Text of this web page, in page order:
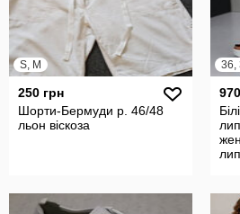
S, M
250 грн
Шорти-Бермуди р. 46/48
льон віскоза
36,